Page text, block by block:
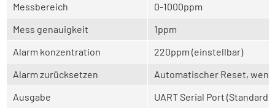
Messbereich
0-1000ppm
Mess genauigkeit
1ppm
Alarm konzentration
220ppm (einstellbar)
Alarm zurücksetzen
Automatischer Reset,
Ausgabe
UART Serial Port (Standard)